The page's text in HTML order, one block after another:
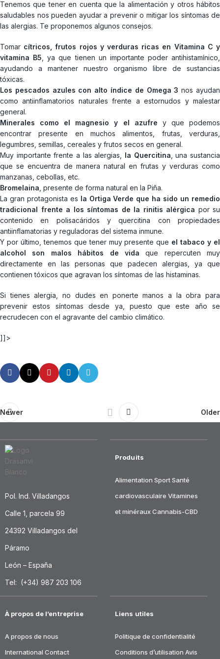
Tenemos que tener en cuenta que la alimentación y otros hábitos
saludables nos pueden ayudar a prevenir o mitigar los síntomas de
las alergias. Te proponemos algunos consejos.
Tomar cítricos, frutos rojos y verduras ricas en Vitamina C y
vitamina B5 , ya que tienen un importante poder antihistamínico,
ayudando a mantener nuestro organismo libre de sustancias
tóxicas.
Los pescados azules con alto índice de Omega 3 nos ayudan
como antiinflamatorios naturales frente a estornudos y malestar
general.
Minerales como el magnesio y el azufre y que podemos
encontrar presente en muchos alimentos, frutas, verduras,
legumbres, semillas, cereales y frutos secos en general.
Muy importante frente a las alergias, la Quercitina , una sustancia
que se encuentra de manera natural en frutas y verduras como
manzanas, cebollas, etc.
Bromelaina , presente de forma natural en la Piña.
La gran protagonista es la Ortiga Verde que ha sido un remedio
tradicional frente a los síntomas de la rinitis alérgica por su
contenido en polisacáridos y quercitina con propiedades
antiinflamatorias y reguladoras del sistema inmune.
Y por último, tenemos que tener muy presente que el tabaco y el
alcohol son malos hábitos de vida que repercuten muy
directamente en las personas que padecen alergias, ya que
contienen tóxicos que agravan los síntomas de las histaminas.
Si tienes alergia, no dudes en ponerte manos a la obra para
prevenir estos síntomas desde ya, puesto que este año se
recrudecen con el agravante del cambio climático.
]]>
Newer Older
Pol. Ind. Villadangos
Calle 1, parcela 99
24392 Villadangos del
Páramo
León – España
Tel: (+34) 987 203 106
Produits
Alimentation SportSanté
cardiovasculaire Vitamines
et minérauxCannabis-CBD
À propos de l’entreprise
A propos de nous
International Contact
Liens utiles
Politique de confidentialité
Conditions d’utilisation Avis